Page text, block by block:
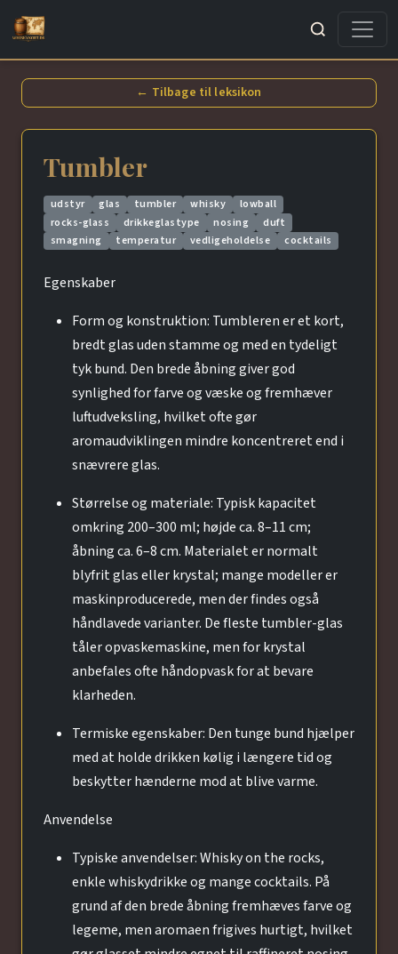
Søg
← Tilbage til leksikon
Tumbler
udstyr glas tumbler whisky
lowball
rocks-glass
drikkeglastype nosing
duft
smagning
temperatur vedligeholdelse cocktails
Egenskaber
Form og konstruktion: Tumbleren er et kort,
bredt glas uden stamme og med en tydeligt
tyk bund. Den brede åbning giver god
synlighed for farve og væske og fremhæver
luftudveksling, hvilket ofte gør
aromaudviklingen mindre koncentreret end i
snævrere glas.
Størrelse og materiale: Typisk kapacitet
omkring 200–300 ml; højde ca. 8–11 cm;
åbning ca. 6–8 cm. Materialet er normalt
blyfrit glas eller krystal; mange modeller er
maskinproducerede, men der findes også
håndlavede varianter. De fleste tumbler-glas
tåler opvaskemaskine, men for krystal
anbefales ofte håndopvask for at bevare
klarheden.
Termiske egenskaber: Den tunge bund hjælper
med at holde drikken kølig i længere tid og
beskytter hænderne mod at blive varme.
Anvendelse
Typiske anvendelser: Whisky on the rocks,
enkle whiskydrikke og mange cocktails. På
grund af den brede åbning fremhæves farve og
legeme, men aromaen frigives hurtigt, hvilket